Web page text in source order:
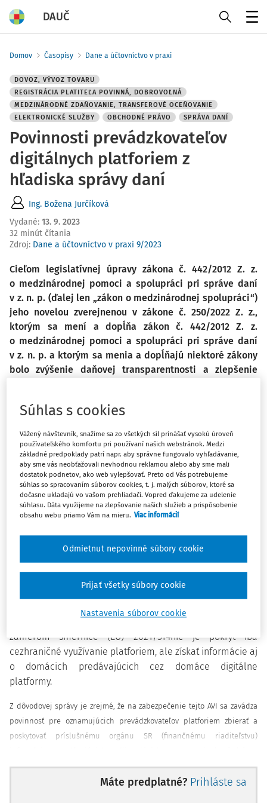
DAUČ
Domov Časopisy Dane a účtovníctvo v praxi
DOVOZ, VÝVOZ TOVARU
REGISTRÁCIA PLATITEĽA POVINNÁ, DOBROVOĽNÁ
MEDZINÁRODNÉ ZDAŇOVANIE, TRANSFEROVÉ OCEŇOVANIE
ELEKTRONICKÉ SLUŽBY
OBCHODNÉ PRÁVO SPRÁVA DANÍ
Povinnosti prevádzkovateľov
digitálnych platforiem z
hľadiska správy daní
Ing. Božena Jurčíková
Vydané: 13. 9. 2023
32 minút čítania
Zdroj: Dane a účtovníctvo v praxi 9/2023
Cieľom legislatívnej úpravy zákona č. 442/2012 Z. z.
o medzinárodnej pomoci a spolupráci pri správe daní
v z. n. p. (ďalej len „zákon o medzinárodnej spolupráci“)
jeho novelou zverejnenou v zákone č. 250/2022 Z. z.,
ktorým sa mení a dopĺňa zákon č. 442/2012 Z. z.
o medzinárodnej pomoci a spolupráci pri správe daní
v z. n. p. a ktorým sa menia a dopĺňajú niektoré zákony
bolo zvýšenie daňovej transparentnosti a zlepšenie
legislatívnej úpravy zákona o medzinárodnej spolupráci
2021/514 z 22. 3. 2021, ktorou sa mení smernica
2011/16/EÚ o administratívnej spolupráci v oblasti daní
(Ú. v. EÚ L 104, 25. 3. 2021), ktorá je označovaná ako DAC7
(ďalej len „smernica DAC7“).
Podnetom na legislatívnu úpravu tohto zákona rozšírením
doplneniu pôvodnej smernice predchádzala podrobná
analýza rýchlo sa rozvíjajúcej digitalizácie ekonomiky.
správam členských štátov pri správnom vyčíslení
zdaniteľných príjmov osôb predávajúcich prostredníctvom
digitálnych platforiem bez ich fyzickej prítomnosti. Preto
zámerom smernice (EÚ) 2021/514nie je pokryť iba
cezhraničné využívanie platforiem, ale získať informácie aj
o domácich predávajúcich cez domáce digitálne
platformy.
Z dôvodovej správy je zrejmé, že na zabezpečenie tejto AVI sa zavádza
povinnosť pre oznamujúcich prevádzkovateľov platforiem zbierať a
poskytovať príslušnému orgánu SR (finančnému riaditeľstvu)
predávajú tovary a poskytujú služby prostredníctvom platforiem. Ide o
platformy ponúkajúce predaj tovaru, prenájom dopravných
Máte predplatné? Prihláste sa
Súhlas s cookies
Vážený návštevník, snažíme sa zo všetkých síl prinášať vysokú úroveň
používateľského komfortu pri používaní našich webstránok. Medzi
základné predpoklady patrí napr. aby správne fungovalo vyhľadávanie,
aby sme vás neobťažovali nevhodnou reklamou alebo aby sme mali
dostatok podnetov, ako web vylepšovať. Preto od Vás potrebujeme
súhlas so spracovaním súborov cookies, t. j. malých súborov, ktoré sa
dočasne ukladajú vo vašom prehliadači. Vopred ďakujeme za udelenie
súhlasu. Dáta využijeme na zlepšovanie našich služieb a prispôsobenie
obsahu webu priamo Vám na mieru. Viac informácií
Nastavenia súborov cookie
Odmietnut nepovinné súbory cookie
Prijať všetky súbory cookie